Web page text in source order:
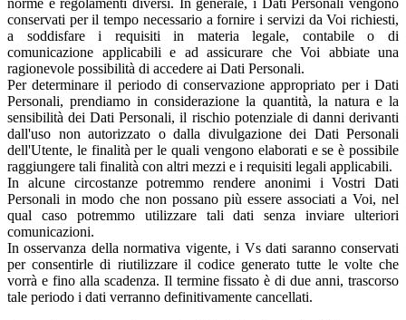
norme e regolamenti diversi. In generale, i Dati Personali vengono
conservati per il tempo necessario a fornire i servizi da Voi richiesti,
a soddisfare i requisiti in materia legale, contabile o di
comunicazione applicabili e ad assicurare che Voi abbiate una
ragionevole possibilità di accedere ai Dati Personali.
Per determinare il periodo di conservazione appropriato per i Dati
Personali, prendiamo in considerazione la quantità, la natura e la
sensibilità dei Dati Personali, il rischio potenziale di danni derivanti
dall'uso non autorizzato o dalla divulgazione dei Dati Personali
dell'Utente, le finalità per le quali vengono elaborati e se è possibile
raggiungere tali finalità con altri mezzi e i requisiti legali applicabili.
In alcune circostanze potremmo rendere anonimi i Vostri Dati
Personali in modo che non possano più essere associati a Voi, nel
qual caso potremmo utilizzare tali dati senza inviare ulteriori
comunicazioni.
In osservanza della normativa vigente, i Vs dati saranno conservati
per consentirle di riutilizzare il codice generato tutte le volte che
vorrà e fino alla scadenza. Il termine fissato è di due anni, trascorso
tale periodo i dati verranno definitivamente cancellati.